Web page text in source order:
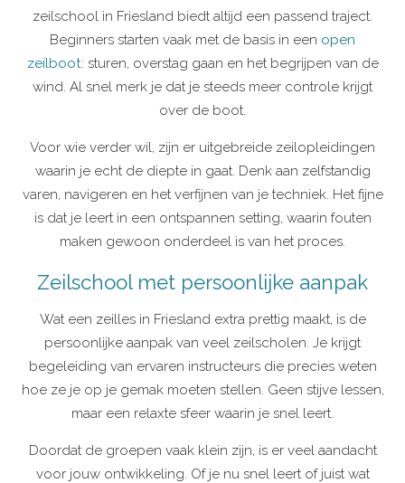
zeilschool in Friesland biedt altijd een passend traject.
Beginners starten vaak met de basis in een open
zeilboot: sturen, overstag gaan en het begrijpen van de
wind. Al snel merk je dat je steeds meer controle krijgt
over de boot.
Voor wie verder wil, zijn er uitgebreide zeilopleidingen
waarin je echt de diepte in gaat. Denk aan zelfstandig
varen, navigeren en het verfijnen van je techniek. Het fijne
is dat je leert in een ontspannen setting, waarin fouten
maken gewoon onderdeel is van het proces.
Zeilschool met persoonlijke aanpak
Wat een zeilles in Friesland extra prettig maakt, is de
persoonlijke aanpak van veel zeilscholen. Je krijgt
begeleiding van ervaren instructeurs die precies weten
hoe ze je op je gemak moeten stellen. Geen stijve lessen,
maar een relaxte sfeer waarin je snel leert.
Doordat de groepen vaak klein zijn, is er veel aandacht
voor jouw ontwikkeling. Of je nu snel leert of juist wat